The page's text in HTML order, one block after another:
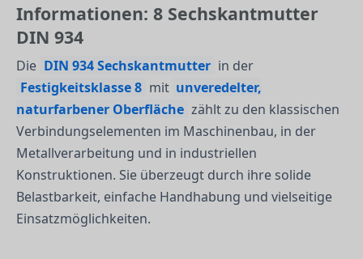
Informationen: 8 Sechskantmutter
DIN 934
Die DIN 934 Sechskantmutter in der
Festigkeitsklasse 8 mit unveredelter,
naturfarbener Oberfläche zählt zu den klassischen
Verbindungselementen im Maschinenbau, in der
Metallverarbeitung und in industriellen
Konstruktionen. Sie überzeugt durch ihre solide
Belastbarkeit, einfache Handhabung und vielseitige
Einsatzmöglichkeiten.